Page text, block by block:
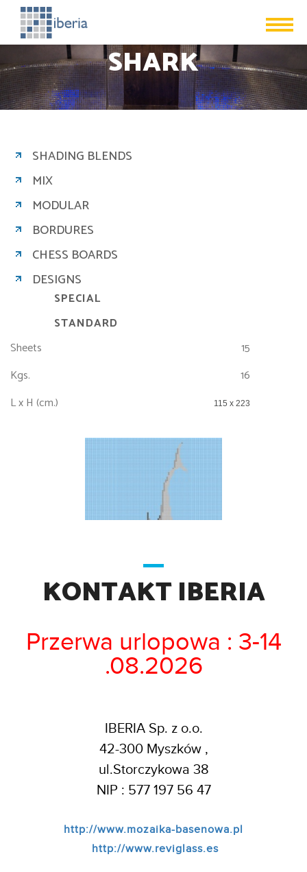
SHARK
SHADING BLENDS
MIX
MODULAR
BORDURES
CHESS BOARDS
DESIGNS
SPECIAL
STANDARD
Sheets
15
Kgs.
16
L x H (cm.)
115 x 223
KONTAKT IBERIA
Przerwa urlopowa : 3-14
.08.2026
IBERIA Sp. z o.o.
42-300 Myszków ,
ul.Storczykowa 38
NIP : 577 197 56 47
http://www.mozaika-basenowa.pl
http://www.reviglass.es